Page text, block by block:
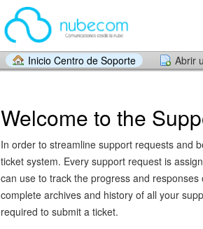
Inicio Centro de Soporte Abrir
Welcome to the
In order to streamline support requests and
ticket system. Every support request is
can use to track the progress and
complete archives and history of all your
required to submit a ticket.